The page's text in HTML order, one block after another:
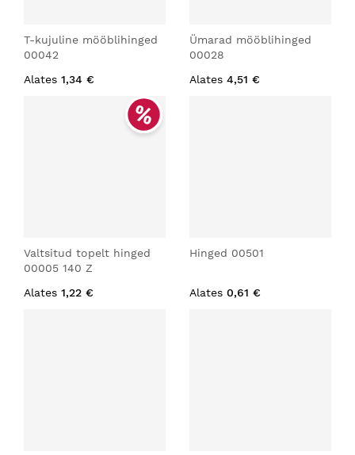
T-kujuline mööblihinged
00042
Alates 1,34 €
Ümarad mööblihinged
00028
Alates 4,51 €
Valtsitud topelt hinged
00005 140 Z
Alates 1,22 €
Hinged 00501
Alates 0,61 €